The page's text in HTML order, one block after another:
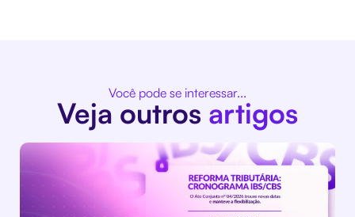
Você pode se interessar...
Veja outros artigos